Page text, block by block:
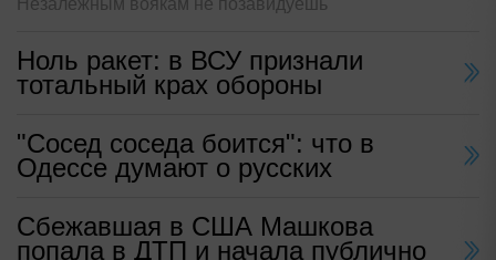
Незалежным воякам не позавидуешь
Ноль ракет: в ВСУ признали
тотальный крах обороны
"Сосед соседа боится": что в
Одессе думают о русских
Сбежавшая в США Машкова
попала в ДТП и начала публично